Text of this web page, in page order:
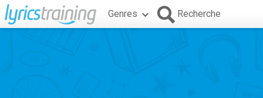
Genres Recherche